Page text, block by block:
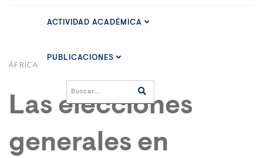
ACTIVIDAD ACADÉMICA
PUBLICACIONES
ÁFRICA
Las elecciones
generales en